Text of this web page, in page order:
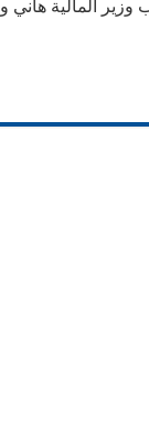
المالية هاني